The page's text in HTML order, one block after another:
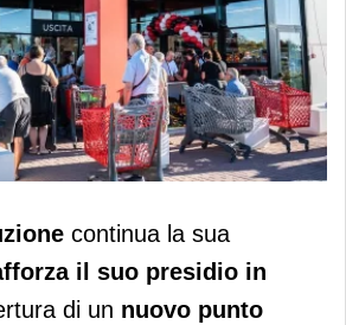
rafforza la sua
apre un nuovo
a Bari
continua la sua
il suo presidio in
di un nuovo punto